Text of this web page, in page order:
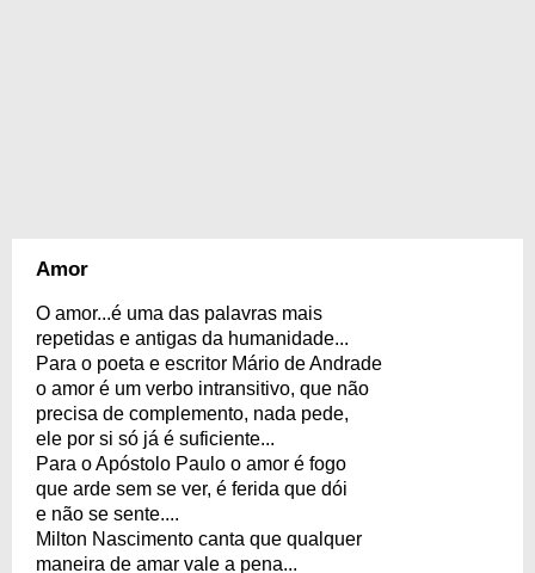
Amor
O amor...é uma das palavras mais
repetidas e antigas da humanidade...
Para o poeta e escritor Mário de Andrade
o amor é um verbo intransitivo, que não
precisa de complemento, nada pede,
ele por si só já é suficiente...
Para o Apóstolo Paulo o amor é fogo
que arde sem se ver, é ferida que dói
e não se sente....
Milton Nascimento canta que qualquer
maneira de amar vale a pena...